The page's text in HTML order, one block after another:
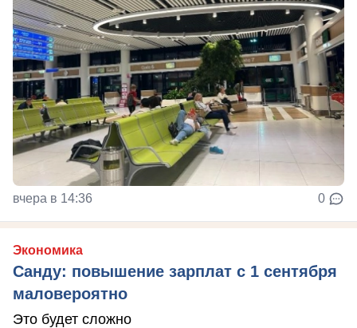
вчера в 14:36 0
Экономика
Санду: повышение зарплат с 1 сентября
маловероятно
Это будет сложно